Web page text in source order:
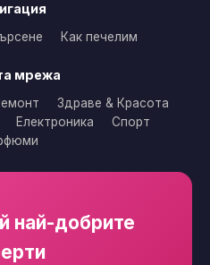
Как печелим
мрежа
Здраве & Красота
Електроника
Спорт
най-добрите